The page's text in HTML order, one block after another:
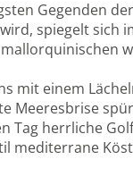
Gegenden
spiegelt sich
mit einem
Meeresbrise
Tag herrliche
mediterrane